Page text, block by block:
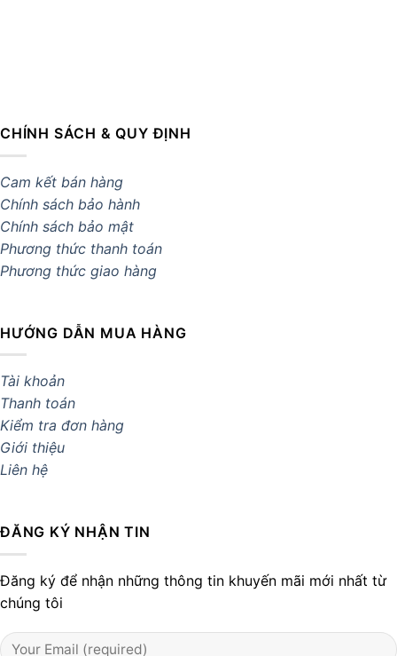
CHÍNH SÁCH & QUY ĐỊNH
Cam kết bán hàng
Chính sách bảo hành
Chính sách bảo mật
Phương thức thanh toán
Phương thức giao hàng
HƯỚNG DẪN MUA HÀNG
Tài khoản
Thanh toán
Kiểm tra đơn hàng
Giới thiệu
Liên hệ
ĐĂNG KÝ NHẬN TIN
Đăng ký để nhận những thông tin khuyến mãi mới nhất từ
chúng tôi